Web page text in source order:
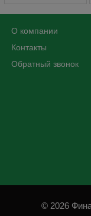
О компании
Контакты
Обратный звонок
© 2026